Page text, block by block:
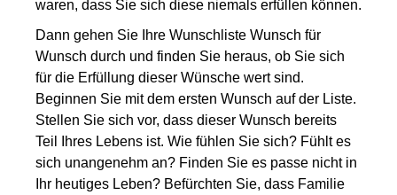
waren, dass Sie sich diese niemals erfüllen können.
Dann gehen Sie Ihre Wunschliste Wunsch für
Wunsch durch und finden Sie heraus, ob Sie sich
für die Erfüllung dieser Wünsche wert sind.
Beginnen Sie mit dem ersten Wunsch auf der Liste.
Stellen Sie sich vor, dass dieser Wunsch bereits
Teil Ihres Lebens ist. Wie fühlen Sie sich? Fühlt es
sich unangenehm an? Finden Sie es passe nicht in
Ihr heutiges Leben? Befürchten Sie, dass Familie